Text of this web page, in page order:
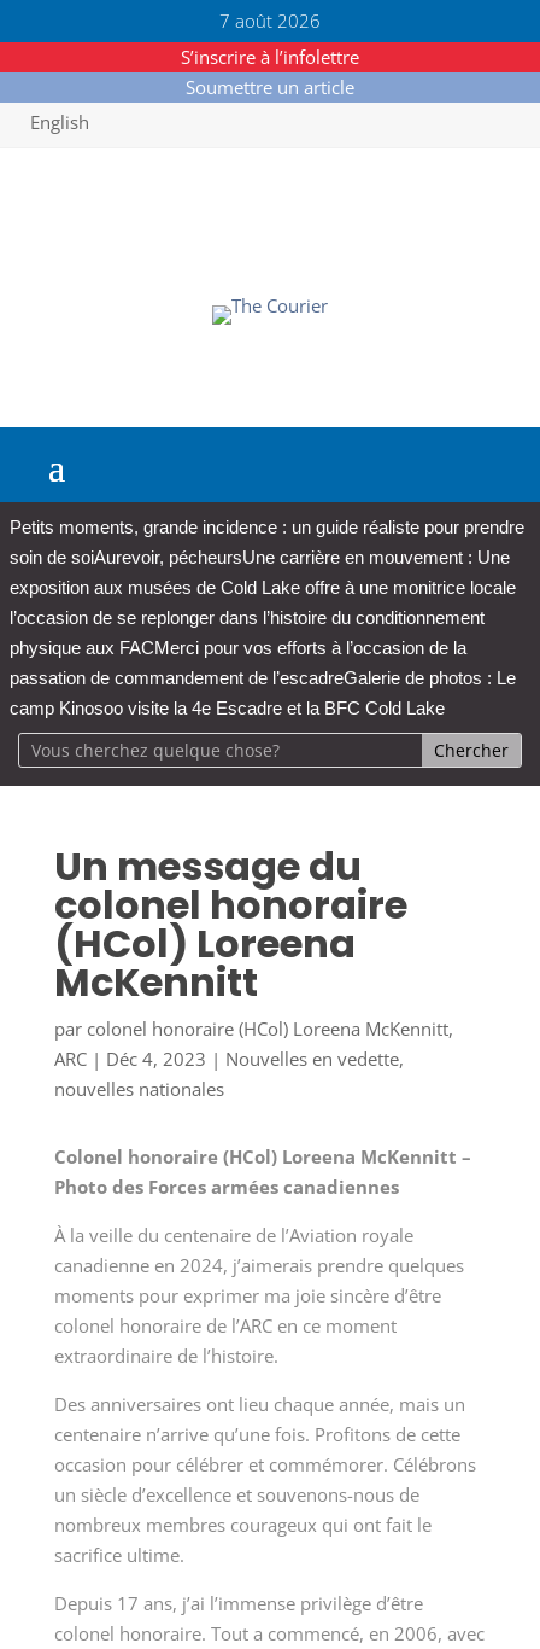
7 août 2026
S’inscrire à l’infolettre
Soumettre un article
English
Petits moments, grande incidence : un guide réaliste pour prendre
soin de soiAurevoir, pécheursUne carrière en mouvement : Une
exposition aux musées de Cold Lake offre à une monitrice locale
l’occasion de se replonger dans l’histoire du conditionnement
physique aux FACMerci pour vos efforts à l’occasion de la
passation de commandement de l’escadreGalerie de photos : Le
camp Kinosoo visite la 4e Escadre et la BFC Cold Lake
Un message du
colonel honoraire
(HCol) Loreena
McKennitt
par colonel honoraire (HCol) Loreena McKennitt,
ARC| Déc 4, 2023 | Nouvelles en vedette,
nouvelles nationales
Colonel honoraire (HCol) Loreena McKennitt –
Photo des Forces armées canadiennes
À la veille du centenaire de l’Aviation royale
canadienne en 2024, j’aimerais prendre quelques
moments pour exprimer ma joie sincère d’être
colonel honoraire de l’ARC en ce moment
extraordinaire de l’histoire.
Des anniversaires ont lieu chaque année, mais un
centenaire n’arrive qu’une fois. Profitons de cette
occasion pour célébrer et commémorer. Célébrons
un siècle d’excellence et souvenons-nous de
nombreux membres courageux qui ont fait le
sacrifice ultime.
Depuis 17 ans, j’ai l’immense privilège d’être
colonel honoraire. Tout a commencé, en 2006, avec